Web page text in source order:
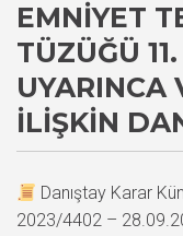
EMNIYET
TÜZÜĞÜ
UYARINCA
İLIŞKIN
Danıştay Karar
2023/4402 –